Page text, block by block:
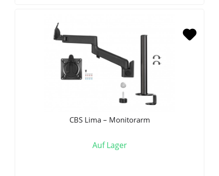
CBS Lima – Monitorarm
Auf Lager